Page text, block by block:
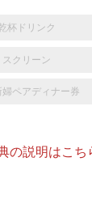
杯ドリンク
スクリーン
婦ペアディナー券
の説明はこち